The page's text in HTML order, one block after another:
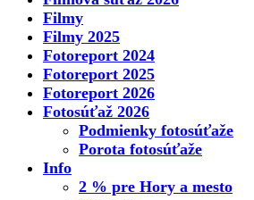
Filmy
Filmy 2025
Fotoreport 2024
Fotoreport 2025
Fotoreport 2026
Fotosúťaž 2026
Podmienky fotosúťaže
Porota fotosúťaže
Info
2 % pre Hory a mesto